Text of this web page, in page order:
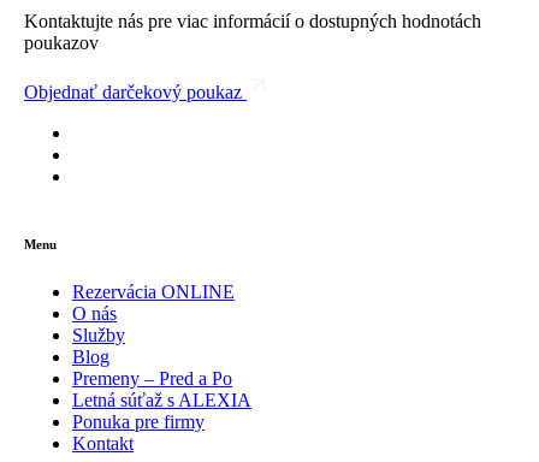
Kontaktujte nás pre viac informácií o dostupných hodnotách
poukazov
Objednať darčekový poukaz
Menu
Rezervácia ONLINE
O nás
Služby
Blog
Premeny – Pred a Po
Letná súťaž s ALEXIA
Ponuka pre firmy
Kontakt